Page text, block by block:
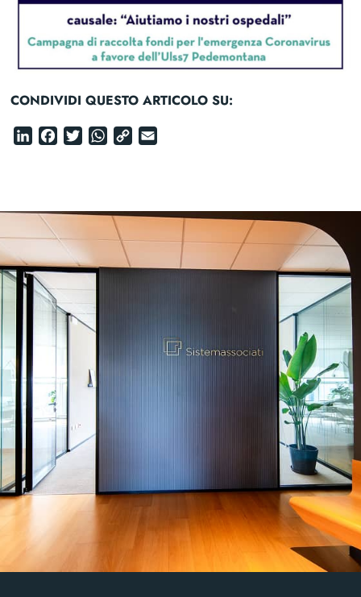
CONDIVIDI QUESTO ARTICOLO SU:
LinkedIn
Facebook
Twitter
WhatsApp
Copy